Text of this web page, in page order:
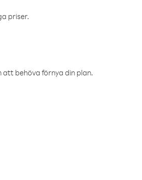
priser.
behöva förnya din plan.